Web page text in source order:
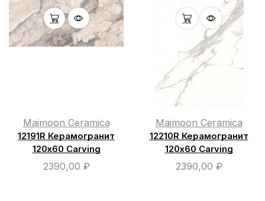
Maimoon Ceramica
12191R Керамогранит
120х60 Carving
2390,00 ₽
Maimoon Ceramica
12210R Керамогранит
120х60 Carving
2390,00 ₽